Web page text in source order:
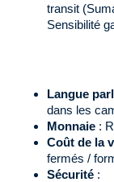
transit
Sensibilité
Langue
dans les
Monnaie :
Coût de la
fermés /
Sécurité :